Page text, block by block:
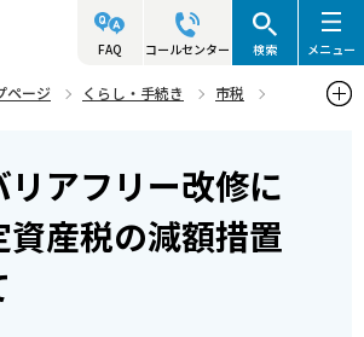
FAQ コールセンター 検索 メニュー
ページ くらし・手続き
市税
に伴う固定資産税の減額措置について
リアフリー改修に
資産税の減額措置